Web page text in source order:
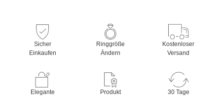
Sicher
Einkaufen
Ringgröße
Ändern
Kostenloser
Versand
Elegante
Produkt
30 Tage